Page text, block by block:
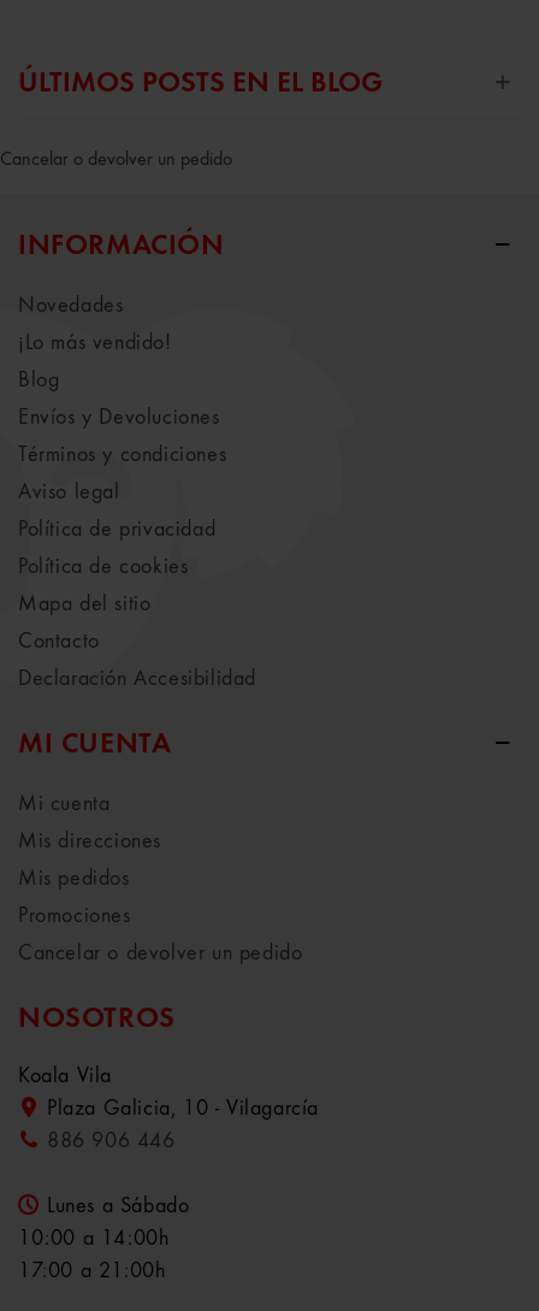
ÚLTIMOS POSTS EN EL BLOG
Cancelar o devolver un pedido
INFORMACIÓN
Novedades
¡Lo más vendido!
Blog
Envíos y Devoluciones
Términos y condiciones
Aviso legal
Política de privacidad
Política de cookies
Mapa del sitio
Contacto
Declaración Accesibilidad
MI CUENTA
Mi cuenta
Mis direcciones
Mis pedidos
Promociones
Cancelar o devolver un pedido
NOSOTROS
Koala Vila
Plaza Galicia, 10 - Vilagarcía
886 906 446
Lunes a Sábado
10:00 a 14:00h
17:00 a 21:00h